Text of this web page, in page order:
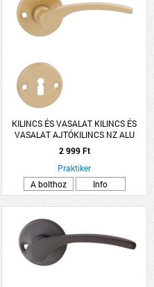
KILINCS ÉS VASALAT KILINCS ÉS
VASALAT AJTÓKILINCS NZ ALU
ARANY LANA ROZETTÁS
2 999 Ft
Praktiker
A bolthoz
Info